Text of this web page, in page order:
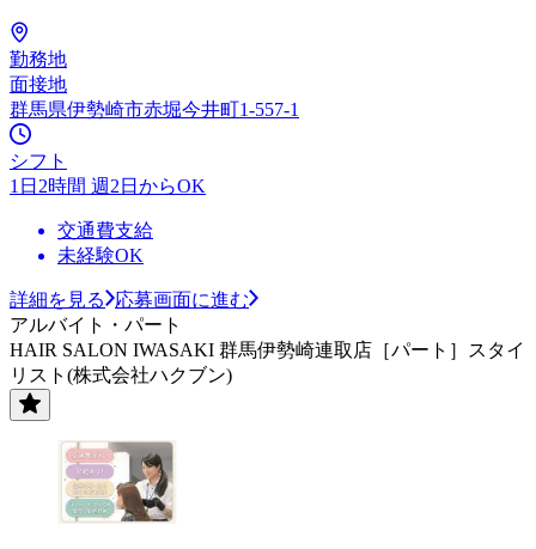
勤務地
面接地
群馬県伊勢崎市赤堀今井町1-557-1
シフト
1日2時間 週2日からOK
交通費支給
未経験OK
詳細を見る
応募画面に進む
アルバイト・パート
HAIR SALON IWASAKI 群馬伊勢崎連取店［パート］スタイ
リスト(株式会社ハクブン)